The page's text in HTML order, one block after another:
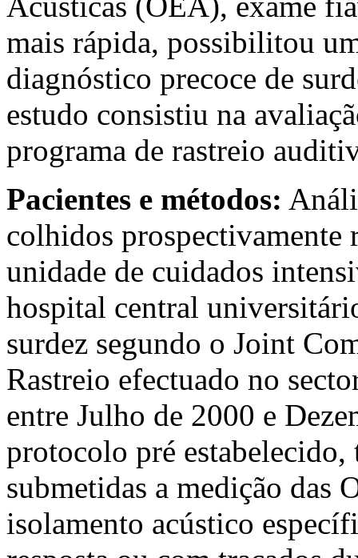
mais rápida, possibilitou
diagnóstico precoce de
estudo consistiu na
programa de rastreio
Pacientes e métodos:
colhidos prospectivamente
unidade de cuidados
hospital central
surdez segundo o Joint
Rastreio efectuado no
entre Julho de 2000 e
protocolo pré estabelecido,
submetidas a medição das
isolamento acústico